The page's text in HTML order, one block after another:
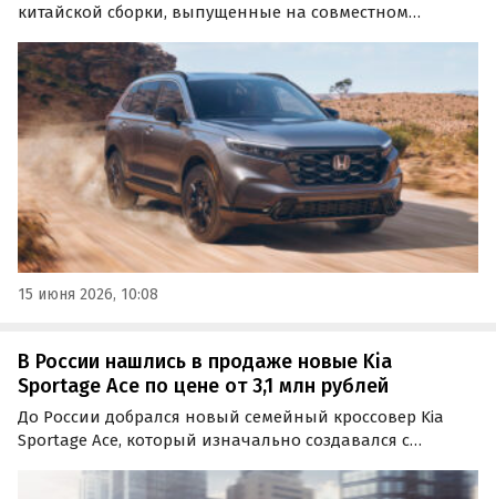
китайской сборки, выпущенные на совместном
«Автоновостей дня», такие машины можно купить как
из наличия, так и под заказ, а цены на них на одном из
классифайдов…
15 июня 2026, 10:08
В России нашлись в продаже новые Kia
Sportage Ace по цене от 3,1 млн рублей
До России добрался новый семейный кроссовер Kia
Sportage Ace, который изначально создавался с
на одном из сайтов объявлений в апреле начинаются